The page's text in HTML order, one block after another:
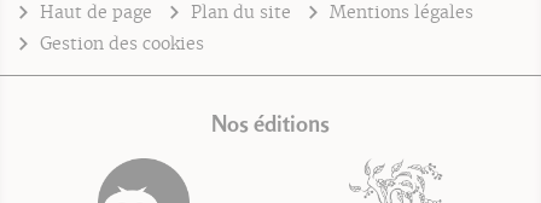
Haut de page Plan du site
Mentions légales
Gestion des cookies
Nos éditions